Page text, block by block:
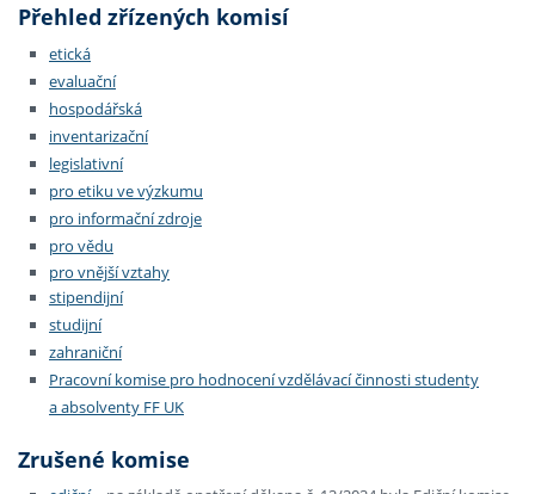
Přehled zřízených komisí
etická
evaluační
hospodářská
inventarizační
legislativní
pro etiku ve výzkumu
pro informační zdroje
pro vědu
pro vnější vztahy
stipendijní
studijní
zahraniční
Pracovní komise pro hodnocení vzdělávací činnosti studenty
a absolventy FF UK
Zrušené komise